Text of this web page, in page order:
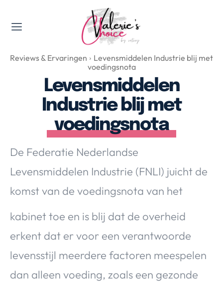
Valerie's Topics
Travel & Culture
Food & Drinks
Happyness & Opmerkelijk
Lifestyle, Sport & Duurzaamheid
Gadgets & Tech
Top 5 van Valerie
Health & Beauty
Huis & Tuin
Nieuws & Media
Contact
Reviews & Ervaringen
Levensmiddelen Industrie blij met
voedingsnota
Levensmiddelen
Industrie blij met
voedingsnota
De Federatie Nederlandse
Levensmiddelen Industrie (FNLI) juicht de
komst van de voedingsnota van het
kabinet toe en is blij dat de overheid
erkent dat er voor een verantwoorde
levensstijl meerdere factoren meespelen
dan alleen voeding, zoals een gezonde